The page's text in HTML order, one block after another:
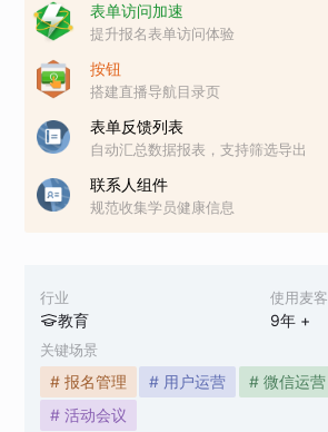
行业
教育
使用麦客
9年 +
关键场景
# 报名管理 # 用户运营 # 微信运营
# 活动会议
表单访问加速
提升报名表单访问体验
按钮
搭建直播导航目录页
表单反馈列表
自动汇总数据报表，支持筛选导出
联系人组件
规范收集学员健康信息